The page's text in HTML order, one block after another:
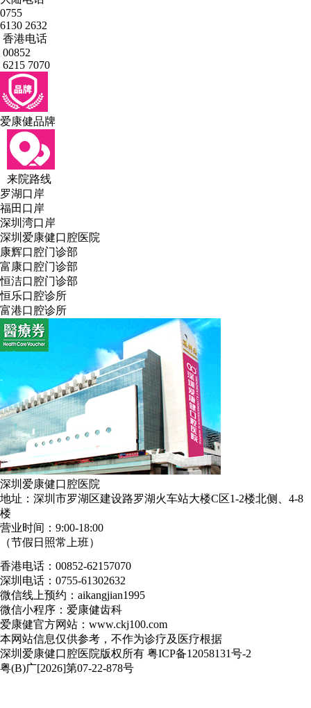
0755
6130 2632
香港电话
00852
6215 7070
爱康健品牌
来院路线
罗湖口岸
福田口岸
深圳湾口岸
深圳爱康健口腔医院
康辉口腔门诊部
富康口腔门诊部
恒洁口腔门诊部
恒乐口腔诊所
富港口腔诊所
深圳爱康健口腔医院
地址：深圳市罗湖区建设路罗湖火车站大楼C区1-2楼北侧、4-8
楼
营业时间：9:00-18:00
（节假日照常上班）
香港电话：00852-62157070
深圳电话：0755-61302632
微信线上预约：aikangjian1995
微信小程序：爱康健齿科
爱康健官方网站：www.ckj100.com
本网站信息仅供参考，不作为诊疗及医疗根据
深圳爱康健口腔医院版权所有 粤ICP备12058131号-2
粤(B)广[2026]第07-22-878号